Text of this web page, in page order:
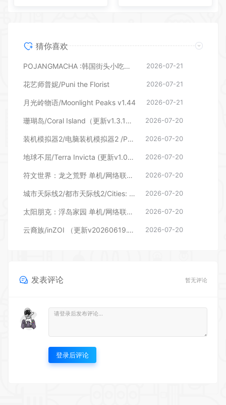
猜你喜欢
POJANGMACHA :韩国街头小吃模拟器 2026-07-21
花艺师普妮/Puni the Florist 2026-07-21
月光岭物语/Moonlight Peaks v1.44 2026-07-21
珊瑚岛/Coral Island（更新v1.3.1247 单机/网络联机） 2026-07-20
装机模拟器2/电脑装机模拟器2 /PC Building Simulator 2 （更新v1.16.05） 2026-07-20
地球不屈/Terra Invicta (更新v1.0.38) 2026-07-20
符文世界：龙之荒野 单机/网络联机 （更新v217767 单机/网络联机） 2026-07-20
城市天际线2/都市天际线2/Cities: Skylines ll （更新v1.6.0f1—DLCs） 2026-07-20
太阳朋克：浮岛家园 单机/网络联机 （更新v1.0.4） 2026-07-20
云裔族/inZOI （更新v20260619.13318W） 2026-07-20
发表评论 暂无评论
登录后评论